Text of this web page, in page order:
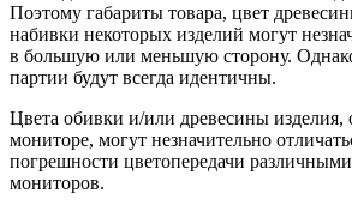
Поэтому габариты товара, цвет
набивки некоторых изделий могут
в большую или меньшую сторону.
партии будут всегда идентичны.
Цвета обивки и/или древесины изделия,
мониторе, могут незначительно
погрешности цветопередачи
мониторов.